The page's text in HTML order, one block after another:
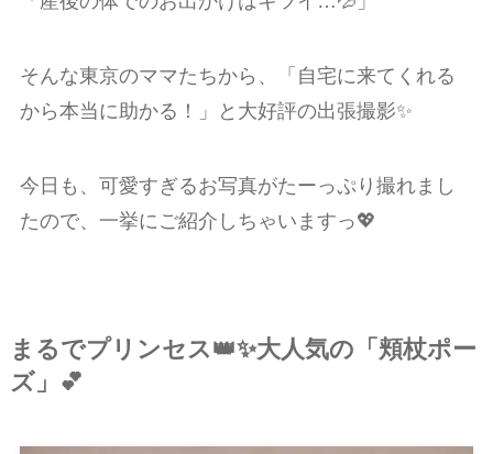
そんな東京のママたちから、「自宅に来てくれる
から本当に助かる！」と大好評の出張撮影✨
今日も、可愛すぎるお写真がたーっぷり撮れまし
たので、一挙にご紹介しちゃいますっ💖
まるでプリンセス👑✨大人気の「頬杖ポー
ズ」💕